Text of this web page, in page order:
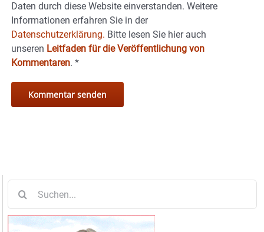
Daten durch diese Website einverstanden. Weitere
Informationen erfahren Sie in der
Datenschutzerklärung. Bitte lesen Sie hier auch
unseren Leitfaden für die Veröffentlichung von
Kommentaren. *
nach: